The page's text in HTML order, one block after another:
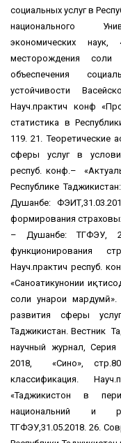
социальных услуг в
национального
экономических
месторождения
объеспечения
устойчивости
Науч.практич конф
статистика в
119. 21. Теоретические
сферы услуг в
респуб. конф.–
Республике
Душанбе:
формирования
– Душанбе: ТГФЭУ,
функционирования
Науч.практич респуб.
«Саноатикунонии
соли ҳунарҳои
развития сферы
Таджикистан. Вестник
научный журнал,
2018, «Сино»,
классификация.
«Таджикистон в
национальний и
ТГФЭУ,31.05.2018. 26.